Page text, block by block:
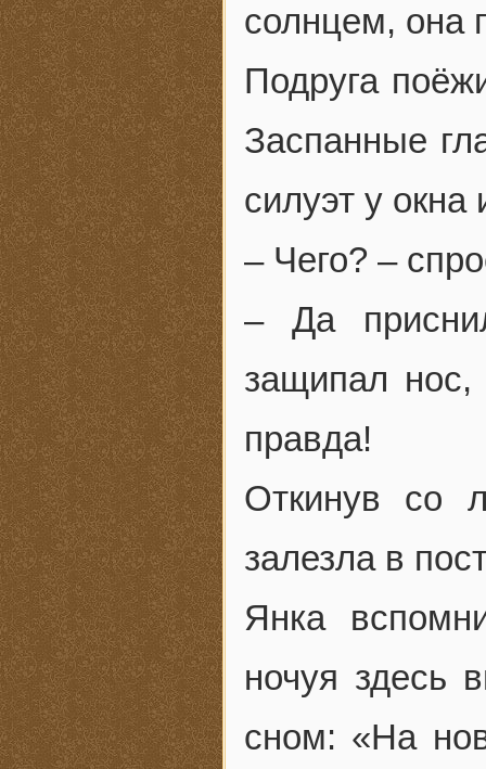
солнцем, она
Подруга
Заспанные
силуэт у
– Чего? –
– Да
защипал нос,
правда!
Откинув со
залезла в
Янка
ночуя здесь
сном: «На